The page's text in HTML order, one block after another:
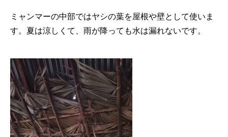
ミャンマーの中部ではヤシの葉を屋根や壁として使いま
す。夏は涼しくて、雨が降っても水は漏れないです。